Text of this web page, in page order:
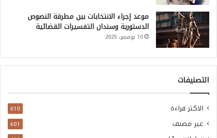
موعد إجراء الانتخابات بين مطرقة النصوص
الدستورية وسندان التفسيرات القضائية
10 نوفمبر، 2025
التصنيفات
الاكثر قراءة 610
غير مصنف 601